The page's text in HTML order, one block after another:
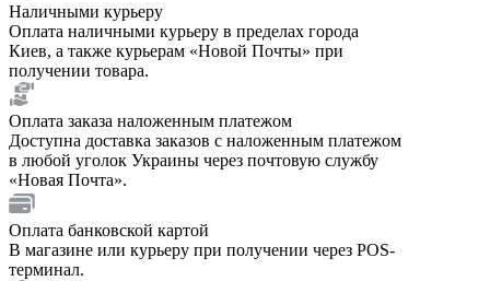
Наличными курьеру
Оплата наличными курьеру в пределах города
Киев, а также курьерам «Новой Почты» при
получении товара.
Оплата заказа наложенным платежом
Доступна доставка заказов с наложенным платежом
в любой уголок Украины через почтовую службу
«Новая Почта».
Оплата банковской картой
В магазине или курьеру при получении через POS-
терминал.